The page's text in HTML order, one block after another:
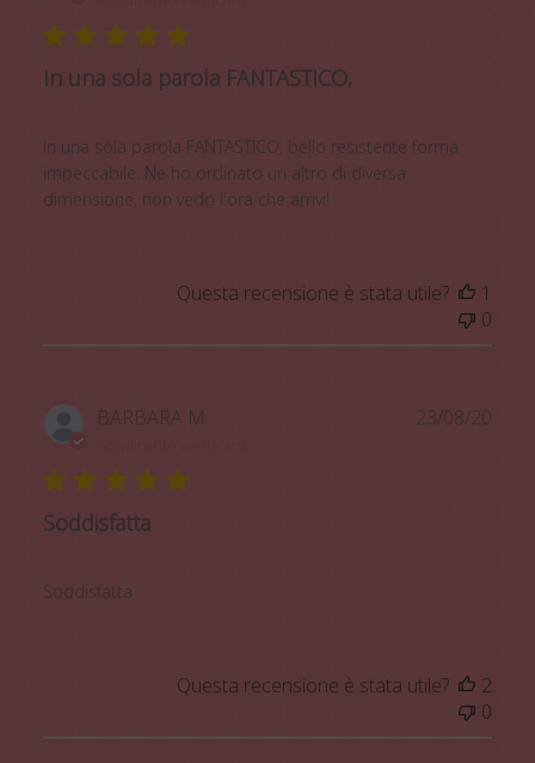
In una sola parola FANTASTICO,
In una sola parola FANTASTICO, bello resistente forma
impeccabile. Ne ho ordinato un altro di diversa
dimensione, non vedo l'ora che arrivi!
Questa recensione è stata utile?
1
0
BARBARA M.
Soddisfatta
Soddisfatta
23/08/20
Questa recensione è stata utile?
2
0